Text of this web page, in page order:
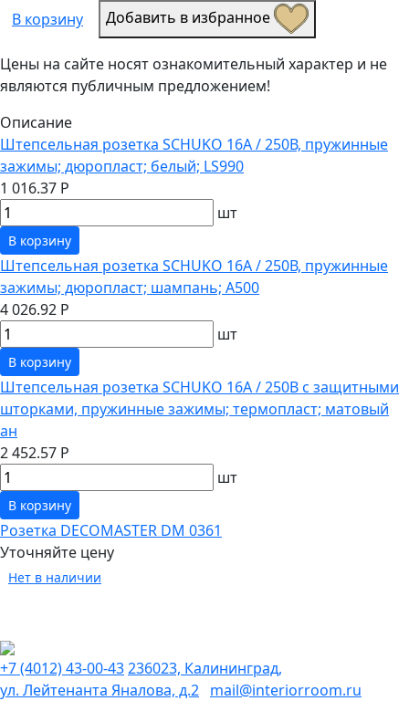
В корзину
Добавить в избранное
Цены на сайте носят ознакомительный характер и не
являются публичным предложением!
Описание
Штепсельная розетка SCHUKO 16А / 250В, пружинные
зажимы; дюропласт; белый; LS990
1 016.37 Р
шт
В корзину
Штепсельная розетка SCHUKO 16А / 250В, пружинные
зажимы; дюропласт; шампань; A500
4 026.92 Р
шт
В корзину
Штепсельная розетка SCHUKO 16А / 250В с защитными
шторками, пружинные зажимы; термопласт; матовый
ан
2 452.57 Р
шт
В корзину
Розетка DECOMASTER DM 0361
Уточняйте цену
Нет в наличии
+7 (4012) 43-00-43236023, Калининград,
ул. Лейтенанта Яналова, д.2 mail@interiorroom.ru